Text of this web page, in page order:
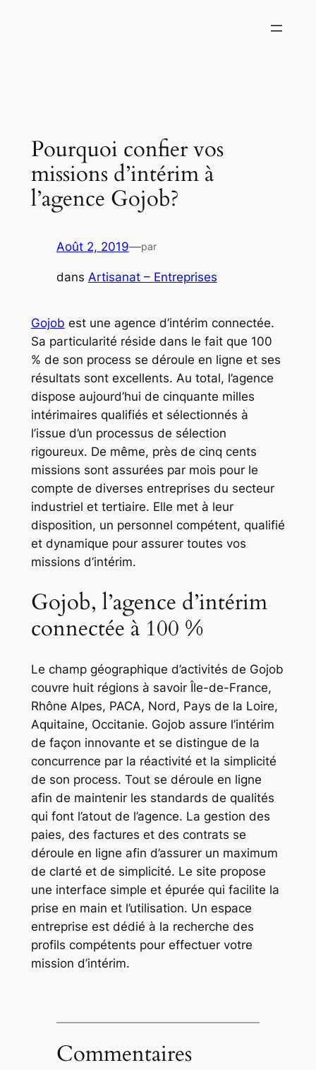
Pourquoi confier vos
missions d’intérim à
l’agence Gojob?
Août 2, 2019—par
dans Artisanat – Entreprises
Gojob est une agence d’intérim connectée.
Sa particularité réside dans le fait que 100
% de son process se déroule en ligne et ses
résultats sont excellents. Au total, l’agence
dispose aujourd’hui de cinquante milles
intérimaires qualifiés et sélectionnés à
l’issue d’un processus de sélection
rigoureux. De même, près de cinq cents
missions sont assurées par mois pour le
compte de diverses entreprises du secteur
industriel et tertiaire. Elle met à leur
disposition, un personnel compétent, qualifié
et dynamique pour assurer toutes vos
missions d’intérim.
Gojob, l’agence d’intérim
connectée à 100 %
Le champ géographique d’activités de Gojob
couvre huit régions à savoir Île-de-France,
Rhône Alpes, PACA, Nord, Pays de la Loire,
Aquitaine, Occitanie. Gojob assure l’intérim
de façon innovante et se distingue de la
concurrence par la réactivité et la simplicité
de son process. Tout se déroule en ligne
afin de maintenir les standards de qualités
qui font l’atout de l’agence. La gestion des
paies, des factures et des contrats se
déroule en ligne afin d’assurer un maximum
de clarté et de simplicité. Le site propose
une interface simple et épurée qui facilite la
prise en main et l’utilisation. Un espace
entreprise est dédié à la recherche des
profils compétents pour effectuer votre
mission d’intérim.
Commentaires